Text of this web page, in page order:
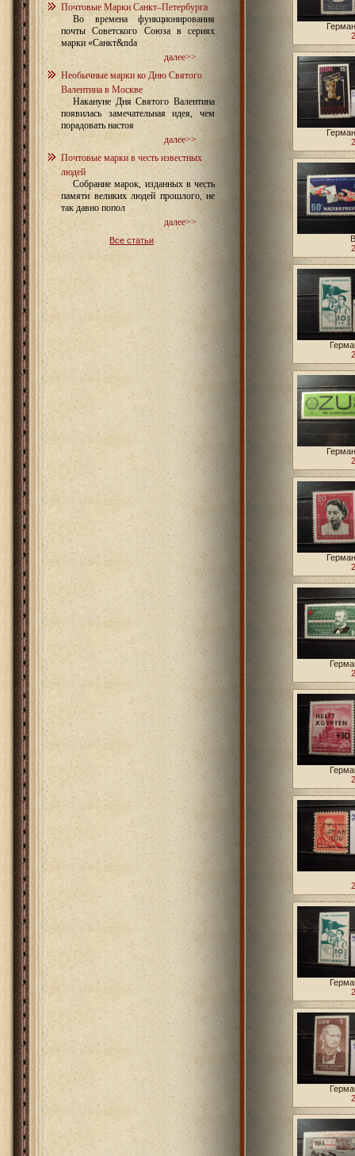
Почтовые Марки Санкт–Петербурга
Во времена функционирования
почты Советского Союза в сериях
марки «Санкт&nda
далее>>
Необычные марки ко Дню Святого
Валентина в Москве
Накануне Дня Святого Валентина
появилась замечательная идея, чем
порадовать настоя
далее>>
Почтовые марки в честь известных
людей
Собрание марок, изданных в честь
памяти великих людей прошлого, не
так давно попол
далее>>
Все статьи